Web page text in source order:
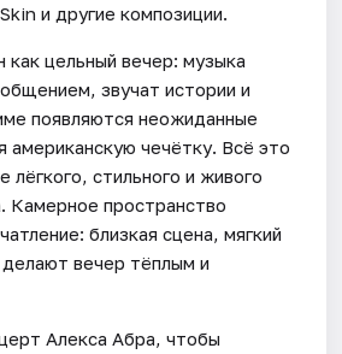
и другие композиции.
цельный вечер: музыка
звучат истории и
появляются неожиданные
американскую чечётку. Всё это
стильного и живого
Камерное пространство
близкая сцена, мягкий
вечер тёплым и
Алекса Абра, чтобы